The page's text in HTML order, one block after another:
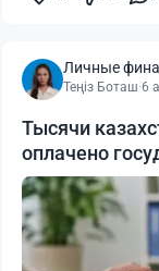
Личные
Теңіз Боташ·6
Тысячи
оплачено